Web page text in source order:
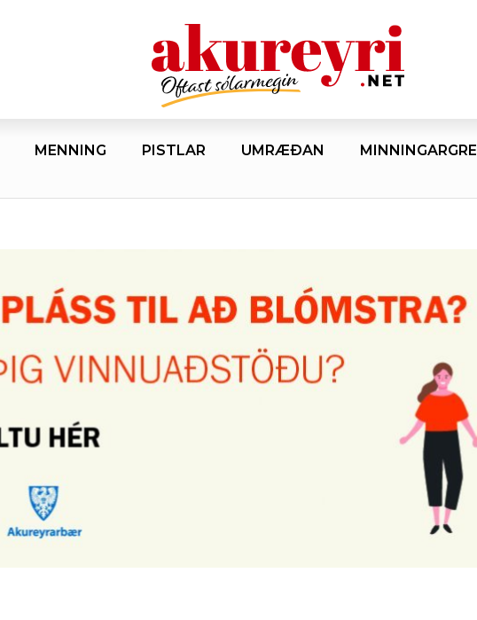
MENNING PISTLAR UMRÆÐAN